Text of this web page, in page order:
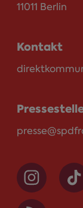
11011 Berlin
Kontakt